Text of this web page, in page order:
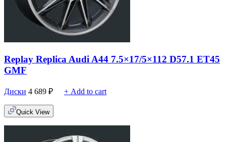
Replay Replica Audi A44 7.5×17/5×112 D57.1 ET45
GMF
Диски 4 689 ₽ + Add to cart
Quick View